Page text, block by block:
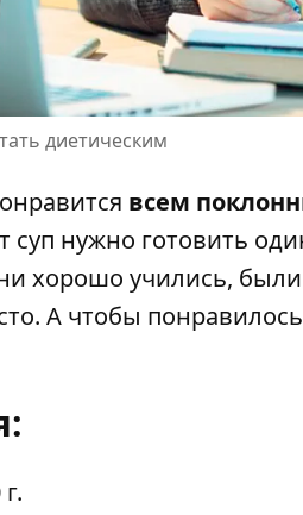
диетическим
всем
суп нужно готовить
хорошо учились,
. А чтобы